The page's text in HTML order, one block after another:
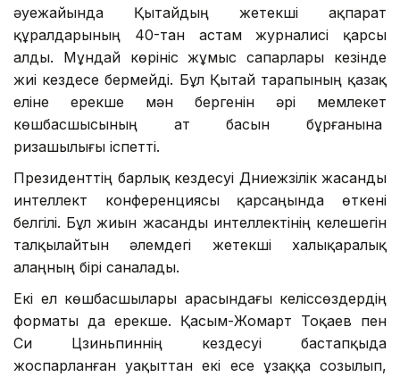
әуежайында Қытайдың жетекші ақпарат
құралдарының 40-тан астам журналисі қарсы
алды. Мұндай көрініс жұмыс сапарлары кезінде
жиі кездесе бермейді. Бұл Қытай тарапының қазақ
еліне ерекше мән бергенін әрі мемлекет
көшбасшысының ат басын бұрғанына
ризашылығы іспетті.
Президенттің барлық кездесуі Дүниежүзілік жасанды
интеллект конференциясы қарсаңында өткені
белгілі. Бұл жиын жасанды интеллектінің келешегін
талқылайтын әлемдегі жетекші халықаралық
алаңның бірі саналады.
Екі ел көшбасшылары арасындағы келіссөздердің
форматы да ерекше. Қасым-Жомарт Тоқаев пен
Си Цзиньпиннің кездесуі бастапқыда
жоспарланған уақыттан екі есе ұзаққа созылып,